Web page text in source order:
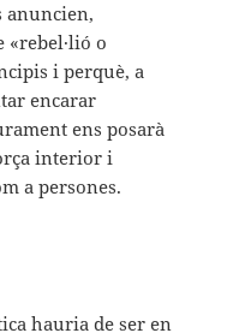
anuncien,
«rebel·lió o
i perquè, a
encarar
ens posarà
interior i
a persones.
hauria de ser en